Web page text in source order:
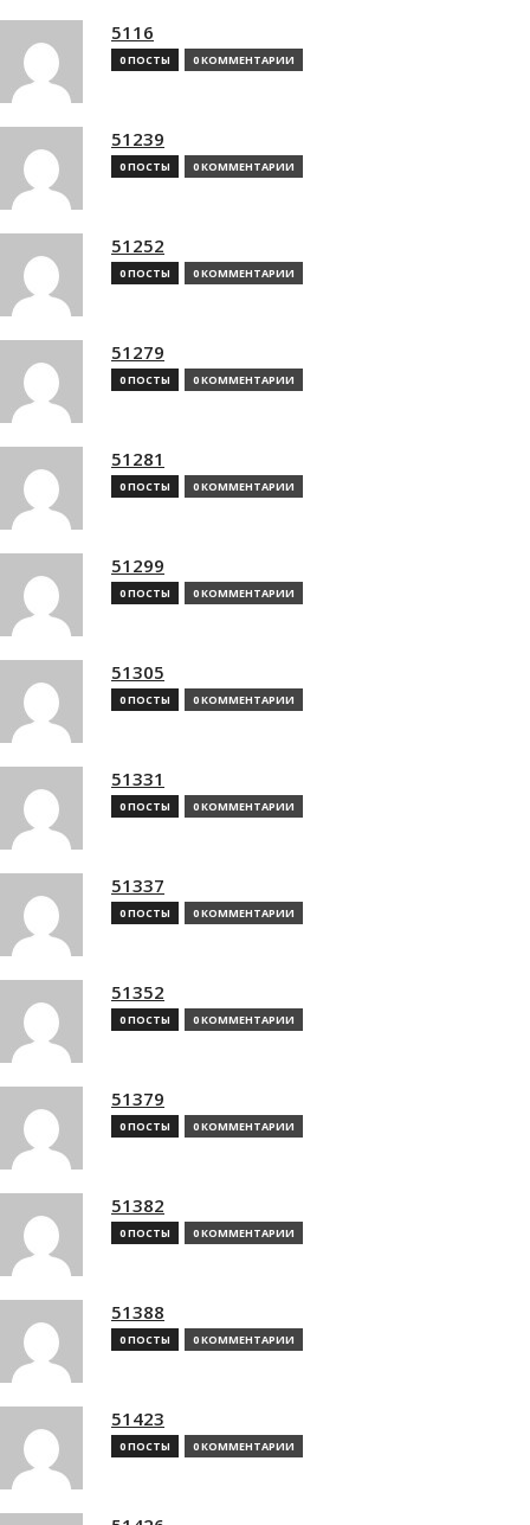
5116
0 ПОСТЫ 0 КОММЕНТАРИИ
51239
0 ПОСТЫ 0 КОММЕНТАРИИ
51252
0 ПОСТЫ 0 КОММЕНТАРИИ
51279
0 ПОСТЫ 0 КОММЕНТАРИИ
51281
0 ПОСТЫ 0 КОММЕНТАРИИ
51299
0 ПОСТЫ 0 КОММЕНТАРИИ
51305
0 ПОСТЫ 0 КОММЕНТАРИИ
51331
0 ПОСТЫ 0 КОММЕНТАРИИ
51337
0 ПОСТЫ 0 КОММЕНТАРИИ
51352
0 ПОСТЫ 0 КОММЕНТАРИИ
51379
0 ПОСТЫ 0 КОММЕНТАРИИ
51382
0 ПОСТЫ 0 КОММЕНТАРИИ
51388
0 ПОСТЫ 0 КОММЕНТАРИИ
51423
0 ПОСТЫ 0 КОММЕНТАРИИ